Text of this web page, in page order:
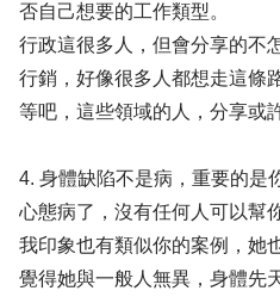
否自己想要的工作類型。
行政這很多人，但會分享的不
行銷，好像很多人都想走這條
等吧，這些領域的人，分享或
4. 身體缺陷不是病，重要的是
心態病了，沒有任何人可以幫
我印象也有類似你的案例，她
覺得她與一般人無異，身體先